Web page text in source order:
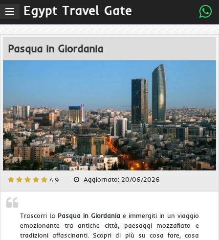
Menu
Pasqua in Giordania
4.9 Aggiornato: 20/06/2026
Trascorri la Pasqua in Giordania e immergiti in un viaggio
emozionante tra antiche città, paesaggi mozzafiato e
tradizioni affascinanti. Scopri di più su cosa fare, cosa